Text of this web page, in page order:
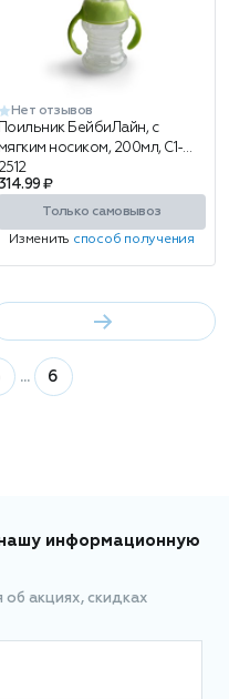
Нет отзывов
Поильник БейбиЛайн, с
мягким носиком, 200мл, C1-
2512
₽
Только самовывоз
Изменить способ получения
... 6
информационную
акциях, скидках